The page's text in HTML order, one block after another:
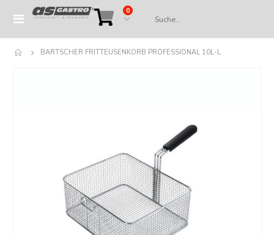
Navigation
Cart
0Artikel
BARTSCHER FRITTEUSENKORB PROFESSIONAL 10L-L